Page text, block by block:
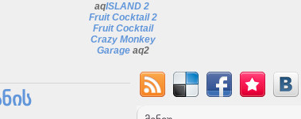
aqISLAND 2
Fruit Cocktail 2
Fruit Cocktail
Crazy Monkey
Garage aq2